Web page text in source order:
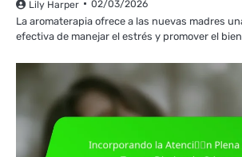
Lily Harper 02/03/2026
La aromaterapia ofrece a las nuevas madres
efectiva de manejar el estrés y promover el